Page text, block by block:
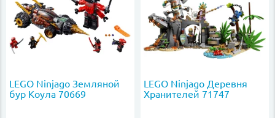
LEGO Ninjago Земляной
бур Коула 70669
LEGO Ninjago Деревня
Хранителей 71747